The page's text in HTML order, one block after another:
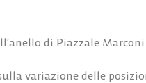
di Piazzale
variazione delle